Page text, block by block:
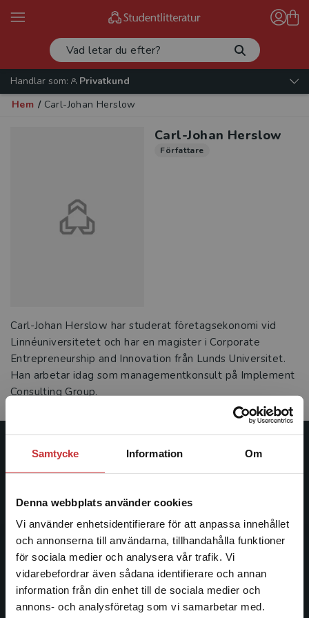
Samtycke Information Om
Denna webbplats använder cookies
Vi använder enhetsidentifierare för att anpassa innehållet
och annonserna till användarna, tillhandahålla funktioner
för sociala medier och analysera vår trafik. Vi
vidarebefordrar även sådana identifierare och annan
information från din enhet till de sociala medier och
annons- och analysföretag som vi samarbetar med.
Begränsad fraktregion
Handlar som:
Privatkund
Hem / Carl-Johan Herslow
Carl-Johan Herslow
Författare
Carl-Johan Herslow har studerat företags­ekonomi vid
Linnéuniversitetet och har en magister i ­Corporate
Entrepreneurship and Innovation från Lunds Universitet.
Han arbetar idag som managementkonsult på Implement
Consulting Group.
Studentlitteratur
ledande utbildningsförlag. Med läromedel, kurslitteratur,
facklitteratur, utbildningar och digitala
informationstjänster i utbudet, finns Studentlitteratur med
längs hela kunskapsresan.
Kontakta oss